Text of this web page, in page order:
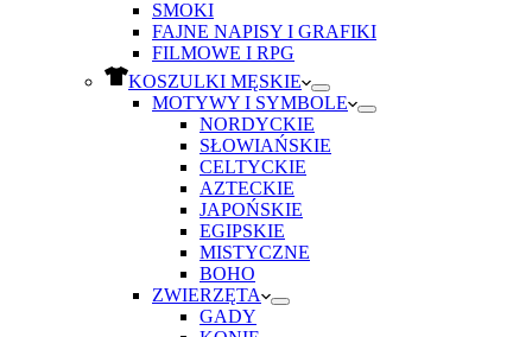
SMOKI
FAJNE NAPISY I GRAFIKI
FILMOWE I RPG
KOSZULKI MĘSKIE
MOTYWY I SYMBOLE
NORDYCKIE
SŁOWIAŃSKIE
CELTYCKIE
AZTECKIE
JAPOŃSKIE
EGIPSKIE
MISTYCZNE
BOHO
ZWIERZĘTA
GADY